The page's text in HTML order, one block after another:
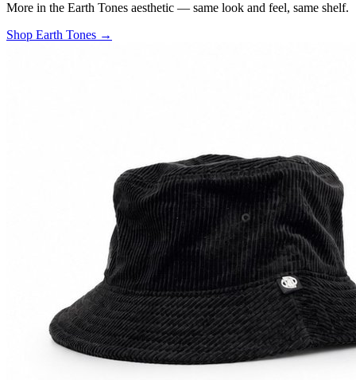
More in the Earth Tones aesthetic — same look and feel, same shelf.
Shop Earth Tones →